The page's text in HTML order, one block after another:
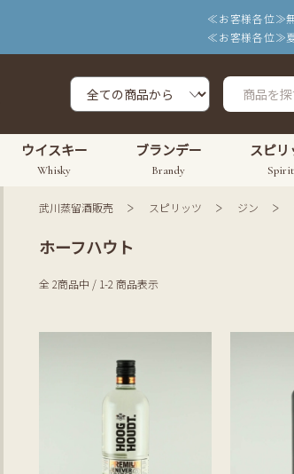
≪お客様各位≫
≪お客様各位≫
ウイスキー
Whisky
ブランデー
Brandy
スピリ
武川蒸留酒販売 スピリッツ ジン
ホーフハウト
全 2商品中 / 1-2 商品表示